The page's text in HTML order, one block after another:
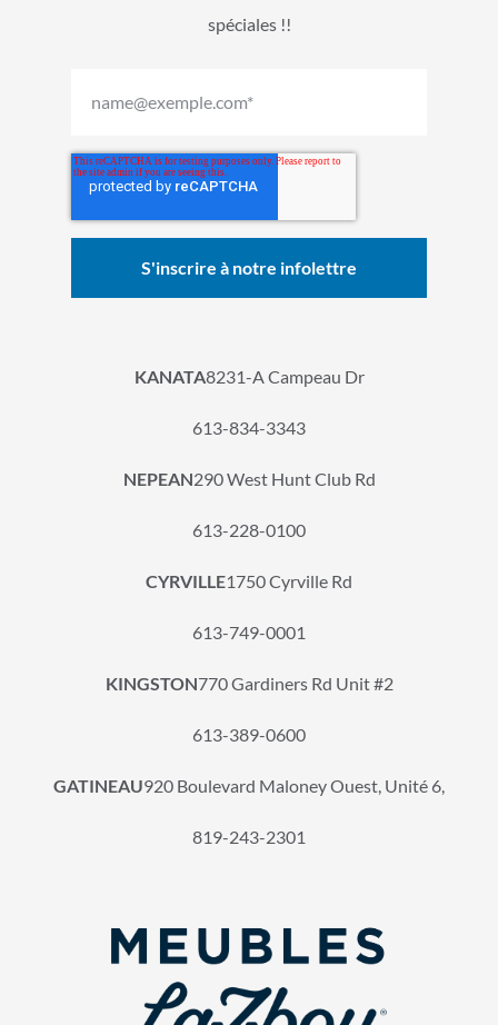
spéciales !!
KANATA8231-A Campeau Dr
613-834-3343
NEPEAN290 West Hunt Club Rd
613-228-0100
CYRVILLE1750 Cyrville Rd
613-749-0001
KINGSTON770 Gardiners Rd Unit #2
613-389-0600
GATINEAU920 Boulevard Maloney Ouest, Unité 6,
819-243-2301